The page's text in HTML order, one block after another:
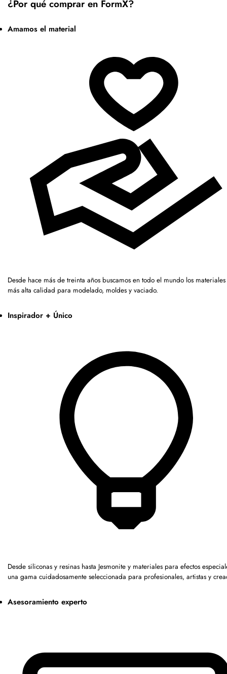
¿Por qué comprar en FormX?
Amamos el material
Desde hace más de treinta años buscamos en todo el mundo los
más alta calidad para modelado, moldes y vaciado.
Inspirador + Único
Desde siliconas y resinas hasta Jesmonite y materiales para efectos
una gama cuidadosamente seleccionada para profesionales, artistas y
Asesoramiento experto